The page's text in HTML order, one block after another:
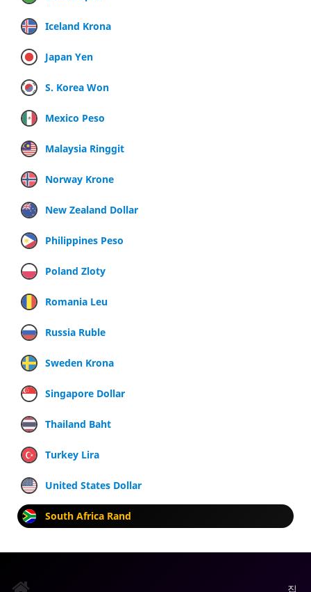
Iceland Krona
Japan Yen
S. Korea Won
Mexico Peso
Malaysia Ringgit
Norway Krone
New Zealand Dollar
Philippines Peso
Poland Zloty
Romania Leu
Russia Ruble
Sweden Krona
Singapore Dollar
Thailand Baht
Turkey Lira
United States Dollar
South Africa Rand
집